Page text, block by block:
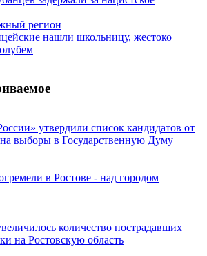
регион
нашли школьницу, жестоко
утвердили список кандидатов от
на выборы в Государственную Думу
в Ростове - над городом
количество пострадавших
на Ростовскую область